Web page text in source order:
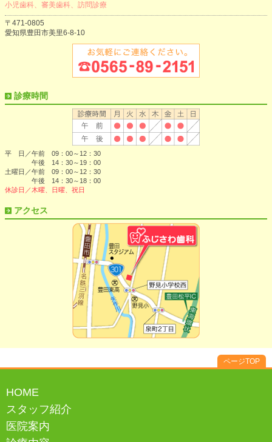
小児歯科、審美歯科、訪問診療
〒471-0805
愛知県豊田市美里6-8-10
診療時間
平 日／午前 09：00～12：30
午後 14：30～19：00
土曜日／午前 09：00～12：30
午後 14：30～18：00
休診日／木曜、日曜、祝日
アクセス
ページTOP
HOME
スタッフ紹介
医院案内